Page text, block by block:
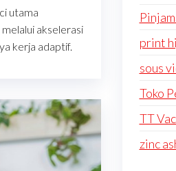
utama
akselerasi
kerja adaptif.
print
sous
Toko
TT
zinc